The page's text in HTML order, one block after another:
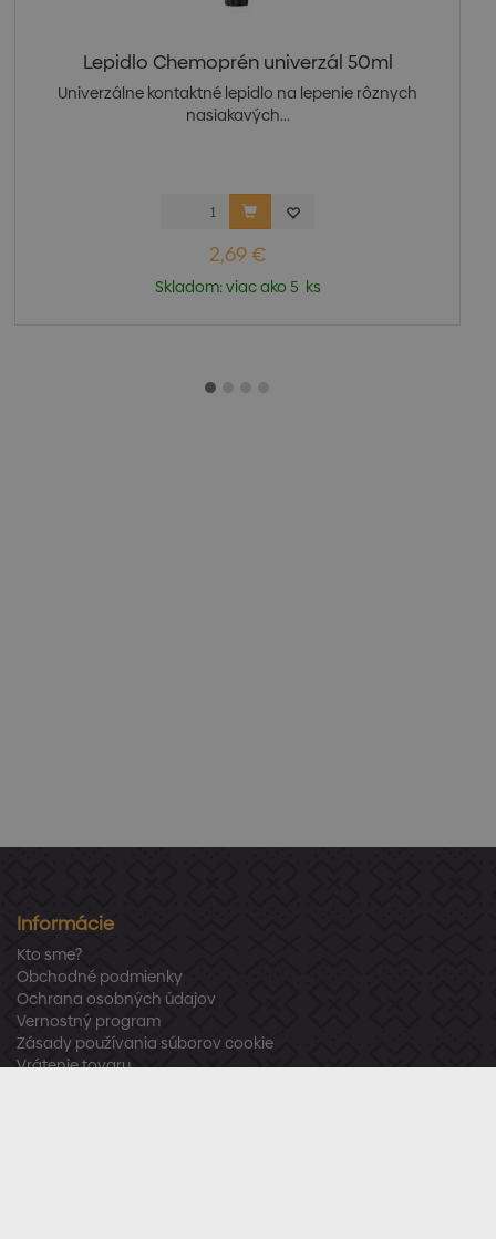
Lepidlo Chemoprén univerzál 50ml
Univerzálne kontaktné lepidlo na lepenie rôznych
nasiakavých...
2,69 €
Skladom: viac ako 5 ks
Informácie
Kto sme?
Obchodné podmienky
Ochrana osobných údajov
Vernostný program
Zásady používania súborov cookie
Vrátenie tovaru